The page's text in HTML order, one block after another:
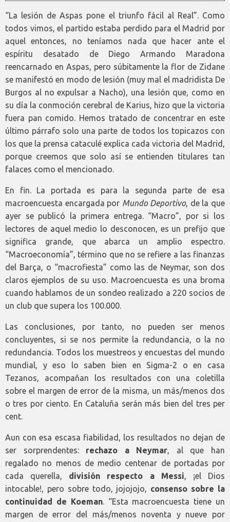
“La lesión de Aspas pone el triunfo fácil al Real”. Como
todos vimos, el partido estaba perdido para el Madrid por
aquel entonces, no teníamos nada que hacer ante el
espíritu desatado de Diego Armando Maradona
reencarnado en Aspas, pero súbitamente la flor de Zidane
se manifestó en modo de lesión (muy mal el madridista De
Burgos al no expulsar a Nacho), una lesión que, como en
su día la conmoción cerebral de Karius, hizo que la victoria
fuera pan comido. Hemos tratado de concentrar en este
último párrafo solo una parte de todos los topicazos con
los que la prensa cataculé explica cada victoria del Madrid,
porque creemos que solo así se entienden titulares tan
falaces como el mencionado.
En fin. La portada es para la segunda parte de esa
macroencuesta encargada por Mundo Deportivo, de la que
ayer se publicó la primera entrega. “Macro”, por si los
lectores de aquel medio lo desconocen, es un prefijo que
significa grande, que abarca un amplio espectro.
“Macroeconomía”, término que no se refiere a las finanzas
del Barça, o “macrofiesta” como las de Neymar, son dos
claros ejemplos de su uso. Macroencuesta es una broma
cuando hablamos de un sondeo realizado a 220 socios de
un club que supera los 100.000.
Las conclusiones, por tanto, no pueden ser menos
concluyentes, si se nos permite la redundancia, o la no
redundancia. Todos los muestreos y encuestas del mundo
mundial, y eso lo saben bien en Sigma-2 o en casa
Tezanos, acompañan los resultados con una coletilla
sobre el margen de error de la misma, un más/menos dos
o tres por ciento. En Cataluña serán más bien del tres per
cent.
Aun con esa escasa fiabilidad, los resultados no dejan de
ser sorprendentes: rechazo a Neymar, al que han
regalado no menos de medio centenar de portadas por
cada querella, división respecto a Messi, ¡el Dios
intocable!, pero sobre todo, jojojojo, consenso sobre la
continuidad de Koeman. “Esta macroencuesta tiene un
margen de error del más/menos noventa y nueve por